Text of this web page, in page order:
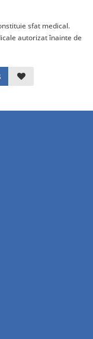
sfat medical.
autorizat înainte de